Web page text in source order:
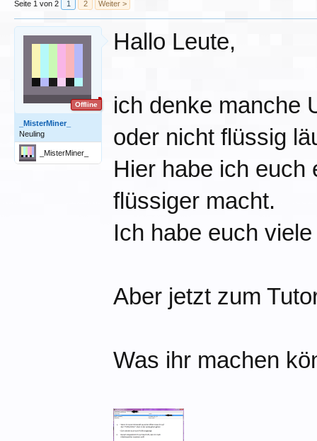
Seite 1 von 2 1 2 Weiter >
Offline
_MisterMiner_
Neuling
_MisterMiner_
Hallo Leute,
ich denke manche
oder nicht flüssig
Hier habe ich euch
flüssiger macht.
Ich habe euch
Aber jetzt zum
Was ihr machen